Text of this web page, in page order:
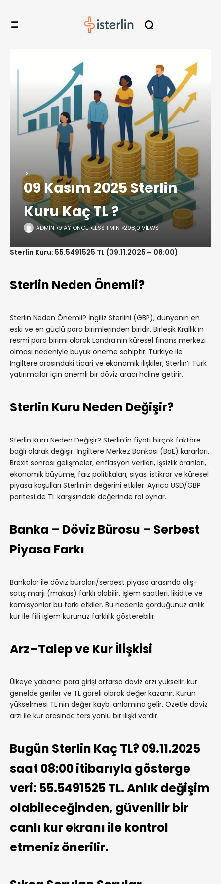
09 Kasım 2025 Sterlin
Kuru Kaç TL ?
ADMIN 9 AY ÖNCE LESS 1 MIN 298,0 VIEWS
Sterlin Kuru: 55.5491525 TL (09.11.2025 – 08:00)
Sterlin Neden Önemli?
Sterlin Neden Önemli? İngiliz Sterlini (GBP), dünyanın en
eski ve en güçlü para birimlerinden biridir. Birleşik Krallık’ın
resmi para birimi olarak Londra’nın küresel finans merkezi
olması nedeniyle büyük öneme sahiptir. Türkiye ile
İngiltere arasındaki ticari ve ekonomik ilişkiler, Sterlin’i Türk
yatırımcılar için önemli bir döviz aracı haline getirir.
Sterlin Kuru Neden Değişir?
Sterlin Kuru Neden Değişir? Sterlin’in fiyatı birçok faktöre
bağlı olarak değişir. İngiltere Merkez Bankası (BoE) kararları,
Brexit sonrası gelişmeler, enflasyon verileri, işsizlik oranları,
ekonomik büyüme, faiz politikaları, siyasi istikrar ve küresel
piyasa koşulları Sterlin’in değerini etkiler. Ayrıca USD/GBP
paritesi de TL karşısındaki değerinde rol oynar.
Banka – Döviz Bürosu – Serbest
Piyasa Farkı
Bankalar ile döviz büroları/serbest piyasa arasında alış–
satış marjı (makas) farklı olabilir. İşlem saatleri, likidite ve
komisyonlar bu farkı etkiler. Bu nedenle gördüğünüz anlık
kur ile fiili işlem kurunuz farklılık gösterebilir.
Arz–Talep ve Kur İlişkisi
Ülkeye yabancı para girişi artarsa döviz arzı yükselir, kur
genelde geriler ve TL göreli olarak değer kazanır. Kurun
yükselmesi TL’nin değer kaybı anlamına gelir. Özetle döviz
arzı ile kur arasında ters yönlü bir ilişki vardır.
Bugün Sterlin Kaç TL? 09.11.2025
saat 08:00 itibarıyla gösterge
veri: 55.5491525 TL. Anlık değişim
olabileceğinden, güvenilir bir
canlı kur ekranı ile kontrol
etmeniz önerilir.